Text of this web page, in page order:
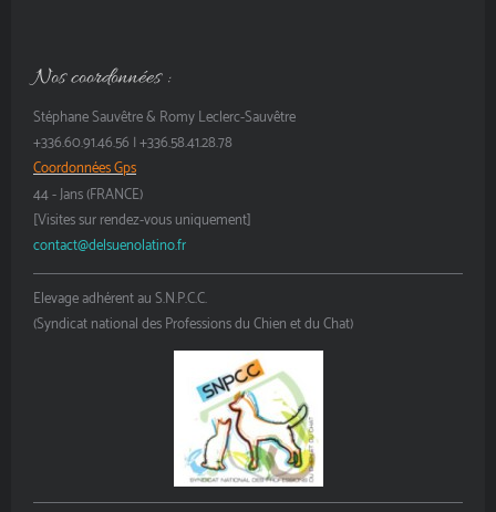
Nos coordonnées :
Stéphane Sauvêtre & Romy Leclerc-Sauvêtre
+336.60.91.46.56 | +336.58.41.28.78
Coordonnées Gps
44 - Jans (FRANCE)
[Visites sur rendez-vous uniquement]
contact@delsuenolatino.fr
Elevage adhérent au S.N.P.C.C.
(Syndicat national des Professions du Chien et du Chat)